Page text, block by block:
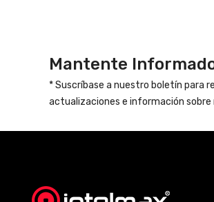
Mantente
* Suscríbase a nuestro boletín para
actualizaciones e información sobre